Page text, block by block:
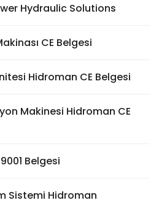
Hydraulic Solutions
CE Belgesi
Hidroman CE Belgesi
Makinesi Hidroman CE
Belgesi
Sistemi Hidroman